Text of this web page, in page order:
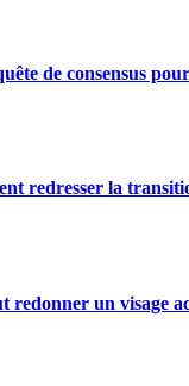
de consensus
redresser la
un visage